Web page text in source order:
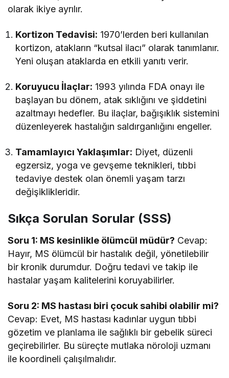
olarak ikiye ayrılır.
Kortizon Tedavisi: 1970’lerden beri kullanılan
kortizon, atakların “kutsal ilacı” olarak tanımlanır.
Yeni oluşan ataklarda en etkili yanıtı verir.
Koruyucu İlaçlar: 1993 yılında FDA onayı ile
başlayan bu dönem, atak sıklığını ve şiddetini
azaltmayı hedefler. Bu ilaçlar, bağışıklık sistemini
düzenleyerek hastalığın saldırganlığını engeller.
Tamamlayıcı Yaklaşımlar: Diyet, düzenli
egzersiz, yoga ve gevşeme teknikleri, tıbbi
tedaviye destek olan önemli yaşam tarzı
değişiklikleridir.
Sıkça Sorulan Sorular (SSS)
Soru 1: MS kesinlikle ölümcül müdür? Cevap:
Hayır, MS ölümcül bir hastalık değil, yönetilebilir
bir kronik durumdur. Doğru tedavi ve takip ile
hastalar yaşam kalitelerini koruyabilirler.
Soru 2: MS hastası biri çocuk sahibi olabilir mi?
Cevap: Evet, MS hastası kadınlar uygun tıbbi
gözetim ve planlama ile sağlıklı bir gebelik süreci
geçirebilirler. Bu süreçte mutlaka nöroloji uzmanı
ile koordineli çalışılmalıdır.